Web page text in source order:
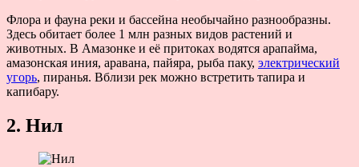
Флора и фауна реки и бассейна необычайно разнообразны.
Здесь обитает более 1 млн разных видов растений и
животных. В Амазонке и её притоках водятся арапайма,
амазонская иния, аравана, пайяра, рыба паку, электрический
угорь, пиранья. Вблизи рек можно встретить тапира и
капибару.
2. Нил